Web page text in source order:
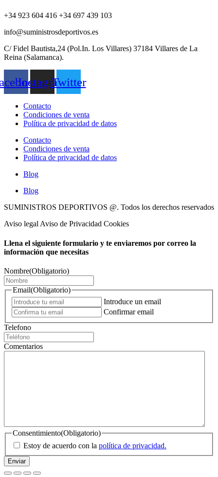
+34 923 604 416 +34 697 439 103
info@suministrosdeportivos.es
C/ Fidel Bautista,24 (Pol.In. Los Villares) 37184 Villares de La
Reina (Salamanca).
InstagramTwitter
Contacto
Condiciones de venta
Política de privacidad de datos
Contacto
Condiciones de venta
Política de privacidad de datos
Blog
Blog
SUMINISTROS DEPORTIVOS @. Todos los derechos reservados
Aviso legal Aviso de Privacidad Cookies
Llena el siguiente formulario y te enviaremos por correo la
información que necesitas
Nombre(Obligatorio)
Email(Obligatorio)
Introduce un email
Confirmar email
Telefono
Comentarios
Consentimiento(Obligatorio)
Estoy de acuerdo con la política de privacidad.